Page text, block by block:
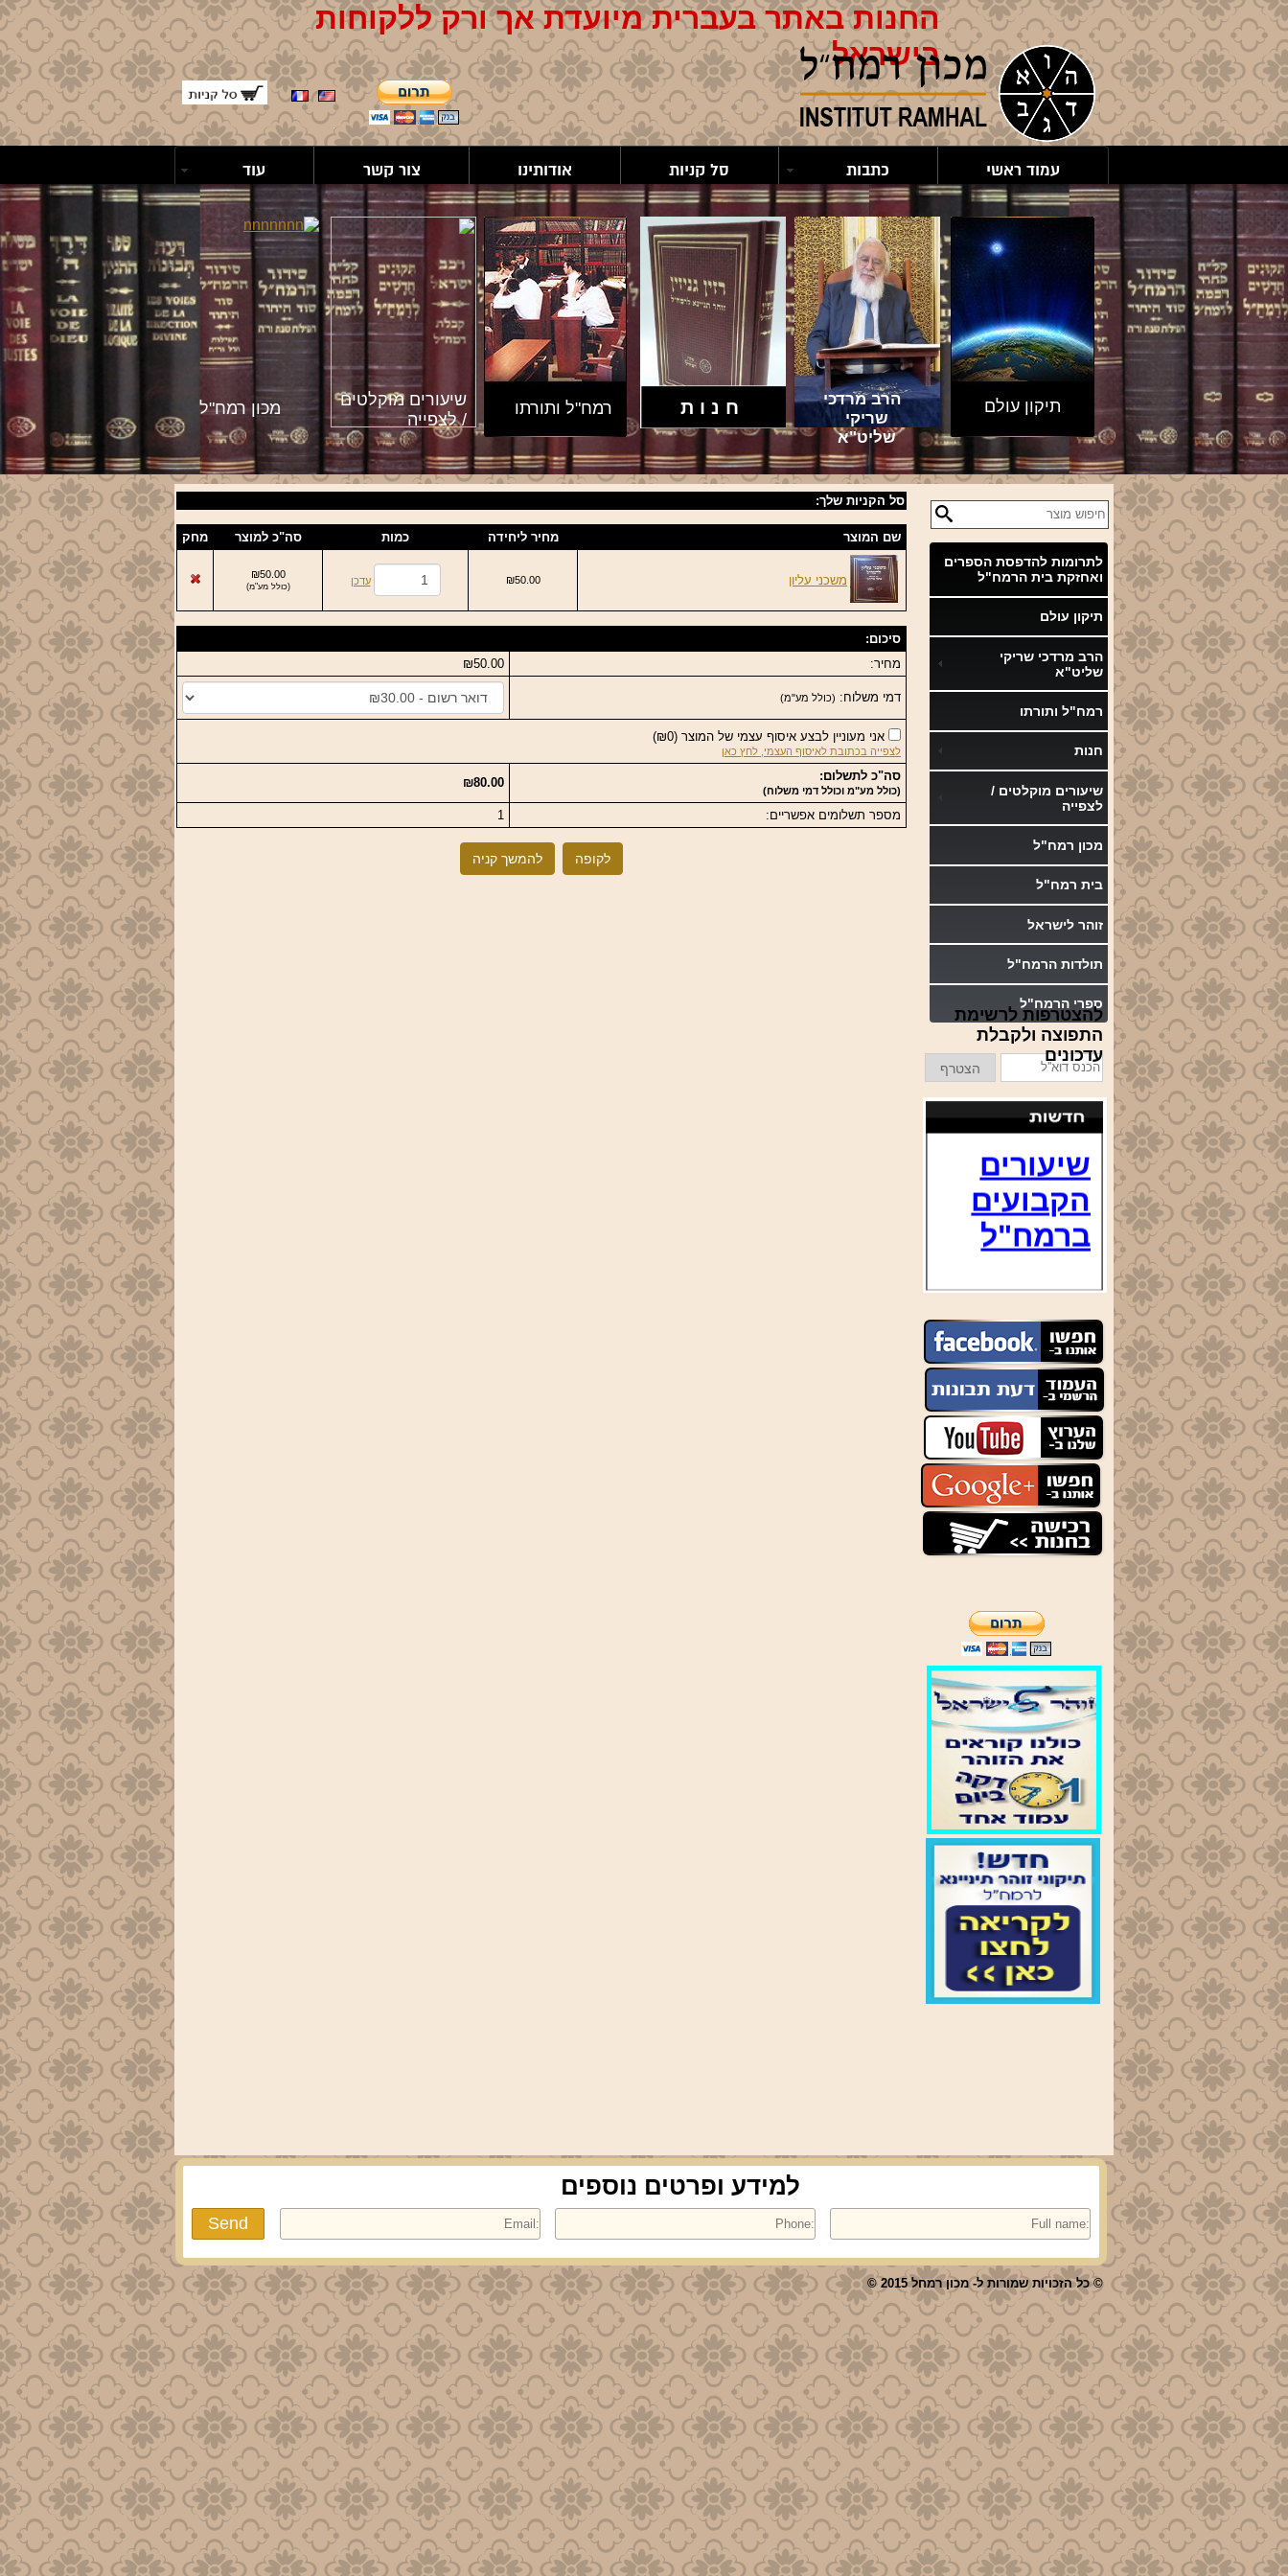
עמוד ראשי כתבות סל קניות אודותינו צור קשר עוד
תיקון עולם
הרב מרדכי
שריקי
שליט"א
חנות רמח"ל ותורתו
שיעורים מוקלטים
/ לצפייה
מכון רמח"ל
החנות באתר בעברית מיועדת אך ורק ללקוחות
בישראל
לתרומות להדפסת הספרים
ואחזקת בית הרמח"ל
תיקון עולם
הרב מרדכי שריקי
שליט"א
רמח"ל ותורתו
חנות
שיעורים מוקלטים /
לצפייה
מכון רמח"ל
בית רמח"ל
זוהר לישראל
תולדות הרמח"ל
ספרי הרמח"ל
שיעורים
הקבועים
ברמח"ל
א-ה שיעור בדרך ה' בין
מנחה לערבית
יום ג' שיעור באדיר במרום
בשעה 20:30
יום ה' שיעור בתיקוני זוהר
תניינא תיקונים חדשים
21:00
דעת תבונות ,
כללים ראשונים ,
קל"ח פתחי חכמה,
קנאת ה' צבאות.
תיקונים חדשים
ופרשת השבוע ע"פ הזוהר
הקדוש
זמני
התפילות
בימות
החול
-נץ החמה
מנחה- 19:00
ערבית- 20:00
הכנס
דוא''ל
הצטרף
להצטרפות לרשימת
התפוצה ולקבלת
עדכונים
סל הקניות שלך:
שם המוצר מחיר ליחידה כמות סה"כ למוצר מחק
משכני עליון ₪50.00 עדכן
₪50.00
(כולל מע"מ)
סיכום:
מחיר:
₪50.00
דמי משלוח: (כולל מע"מ)
אני מעוניין לבצע איסוף עצמי של המוצר (
₪0
)
לצפייה בכתובת לאיסוף העצמי, לחץ כאן
סה"כ לתשלום:
(כולל מע"מ וכולל דמי משלוח)
₪80.00
מספר תשלומים אפשריים: 1
לקופה להמשך קניה
למידע ופרטים נוספים
© כל הזכויות שמורות ל- מכון רמחל 2015 ©